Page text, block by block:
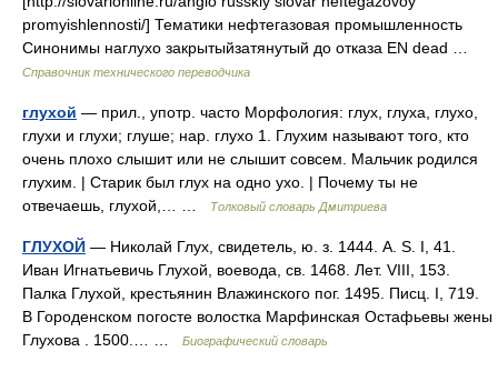
promyishlennosti/] Тематики нефтегазовая промышленность
Синонимы наглухо закрытыйзатянутый до отказа EN dead …
Справочник технического переводчика
глухой — прил., употр. часто Морфология: глух, глуха, глухо,
глухи и глухи; глуше; нар. глухо 1. Глухим называют того, кто
очень плохо слышит или не слышит совсем. Мальчик родился
глухим. | Старик был глух на одно ухо. | Почему ты не
отвечаешь, глухой,… …
Толковый словарь Дмитриева
ГЛУХОЙ — Николай Глух, свидетель, ю. з. 1444. A. S. I, 41.
Иван Игнатьевичь Глухой, воевода, св. 1468. Лет. VIII, 153.
Палка Глухой, крестьянин Влажинского пог. 1495. Писц. I, 719.
В Городенском погосте волостка Марфинская Остафьевы жены
Глухова . 1500.… …
Биографический словарь